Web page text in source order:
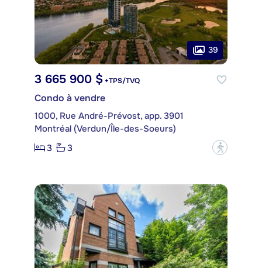
39
3 665 900 $ +TPS/TVQ
Condo à vendre
1000, Rue André-Prévost, app. 3901
Montréal (Verdun/Île-des-Soeurs)
3
3 ?